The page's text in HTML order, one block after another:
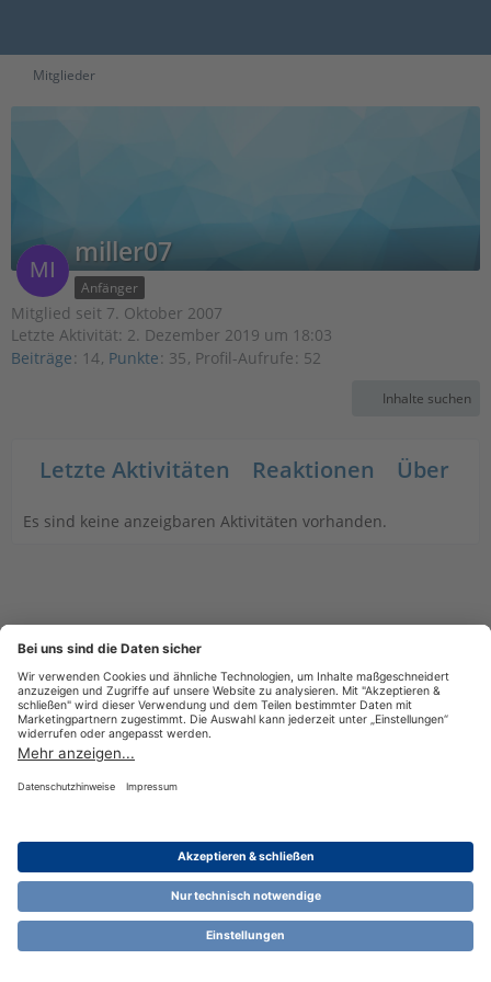
Mitglieder
miller07
Anfänger
Mitglied seit 7. Oktober 2007
Letzte Aktivität: 2. Dezember 2019 um 18:03
Beiträge
14 Punkte 35 Profil-Aufrufe 52
Inhalte suchen
Letzte Aktivitäten Reaktionen Über
Es sind keine anzeigbaren Aktivitäten vorhanden.
Nutzungsbestimmungen Cookie-Einstellungen
Community-Software:WoltLab Suite™ 6.1.13